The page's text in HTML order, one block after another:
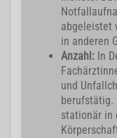
abgeleistet
in anderen
Anzahl: In
und
berufstätig.
stationär in